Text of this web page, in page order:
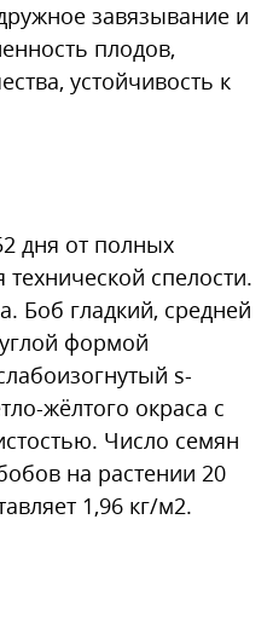
завязывание и
плодов,
устойчивость к
дня от полных
технической спелости.
Боб гладкий, средней
формой
s-
жёлтого окраса с
Число семян
на растении 20
1,96 кг/м2.